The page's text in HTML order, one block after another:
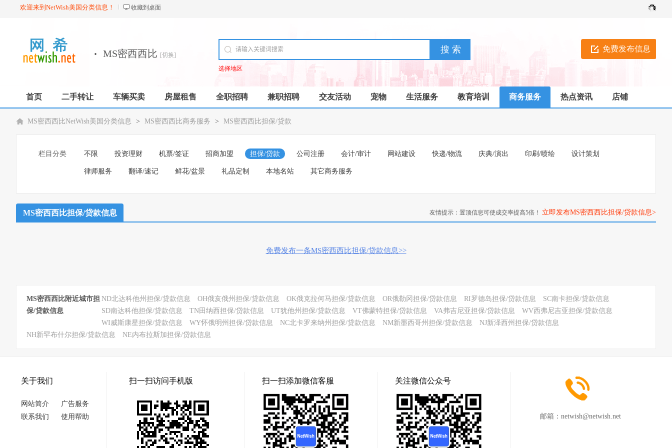
欢迎来到NetWish美国分类信息！ 收藏到桌面
免费发布信息
· MS密西西比 [切换]
选择地区
首页 二手转让 车辆买卖 房屋租售 全职招聘 兼职招聘 交友活动 宠物 生活服务 教育培训 商务服务 热点资讯 店铺
MS密西西比NetWish美国分类信息 > MS密西西比商务服务 > MS密西西比担保/贷款
栏目分类 不限 投资理财 机票/签证 招商加盟 担保/贷款 公司注册 会计/审计 网站建设 快递/物流 庆典/演出 印刷/喷绘 设计策划
律师服务 翻译/速记 鲜花/盆景 礼品定制 本地名站 其它商务服务
MS密西西比担保/贷款信息 友情提示：置顶信息可使成交率提高5倍！ 立即发布MS密西西比担保/贷款信息>
免费发布一条MS密西西比担保/贷款信息>>
MS密西西比附近城市担
保/贷款信息
ND北达科他州担保/贷款信息 OH俄亥俄州担保/贷款信息 OK俄克拉何马担保/贷款信息 OR俄勒冈担保/贷款信息 RI罗德岛担保/贷款信息
SC南卡担保/贷款信息
SD南达科他担保/贷款信息
TN田纳西担保/贷款信息 UT犹他州担保/贷款信息 VT佛蒙特担保/贷款信息 VA弗吉尼亚担保/贷款信息
WV西弗尼吉亚担保/贷款信息
WI威斯康星担保/贷款信息
WY怀俄明州担保/贷款信息 NC北卡罗来纳州担保/贷款信息 NM新墨西哥州担保/贷款信息
NJ新泽西州担保/贷款信息
NH新罕布什尔担保/贷款信息
NE内布拉斯加担保/贷款信息
关于我们
网站简介
广告服务
联系我们
使用帮助
扫一扫访问手机版 扫一扫添加微信客服 关注微信公众号
邮箱： netwish@netwish.net